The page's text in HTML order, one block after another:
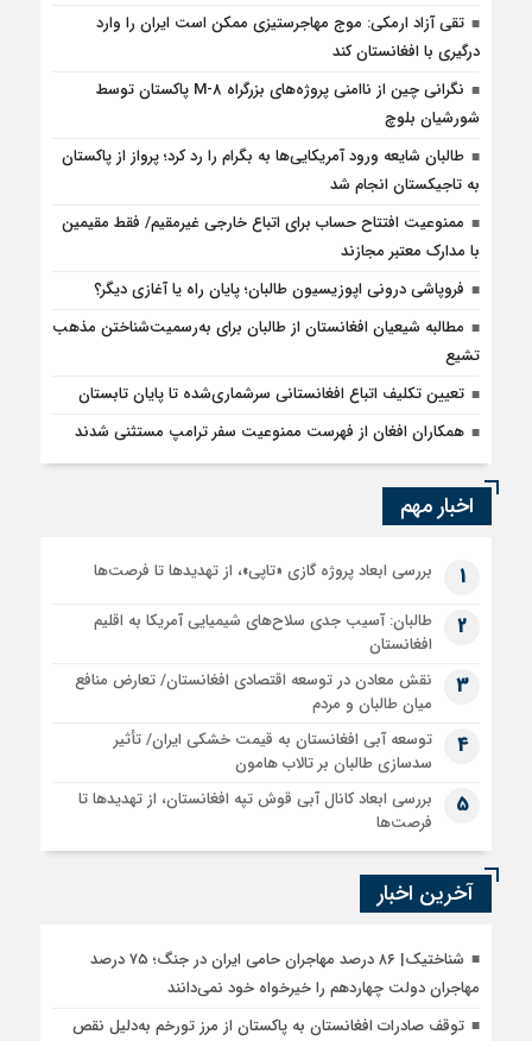
تقی آزاد ارمکی: موج مهاجرستیزی ممکن است ایران را وارد
درگیری با افغانستان کند
نگرانی چین از ناامنی پروژه‌های بزرگراه M-8 پاکستان توسط
شورشیان بلوچ
طالبان شایعه ورود آمریکایی‌ها به بگرام را رد کرد؛ پرواز از پاکستان
به تاجیکستان انجام شد
ممنوعیت افتتاح حساب برای اتباع خارجی غیرمقیم/ فقط مقیمین
با مدارک معتبر مجازند
فروپاشی درونی اپوزیسیون طالبان؛ پایان راه یا آغازی دیگر؟
مطالبه شیعیان افغانستان از طالبان برای به‌رسمیت‌شناختن مذهب
تشیع
تعیین تکلیف اتباع افغانستانی سرشماری‌شده تا پایان تابستان
همکاران افغان از فهرست ممنوعیت سفر ترامپ مستثنی شدند
اخبار مهم
1 بررسی ابعاد پروژه گازی «تاپی»، از تهدیدها تا فرصت‌ها
2
طالبان: آسیب جدی سلاح‌های شیمیایی آمریکا به اقلیم
افغانستان
3
نقش معادن در توسعه اقتصادی افغانستان/ تعارض منافع
میان طالبان و مردم
4
توسعه آبی افغانستان به قیمت خشکی ایران/ تأثیر
سدسازی طالبان بر تالاب هامون
5
بررسی ابعاد کانال آبی قوش تپه افغانستان، از تهدیدها تا
فرصت‌ها
آخرین اخبار
شناختیک| ۸۶ درصد مهاجران حامی ایران در جنگ؛ ۷۵ درصد
مهاجران دولت چهاردهم را خیرخواه خود نمی‌دانند
توقف صادرات افغانستان به پاکستان از مرز تورخم به‌دلیل نقص